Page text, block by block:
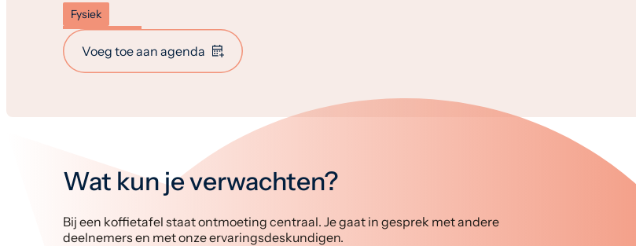
Fysiek
Voeg toe aan agenda
Wat kun je verwachten?
Bij een koffietafel staat ontmoeting centraal. Je gaat in gesprek met andere
deelnemers en met onze ervaringsdeskundigen.